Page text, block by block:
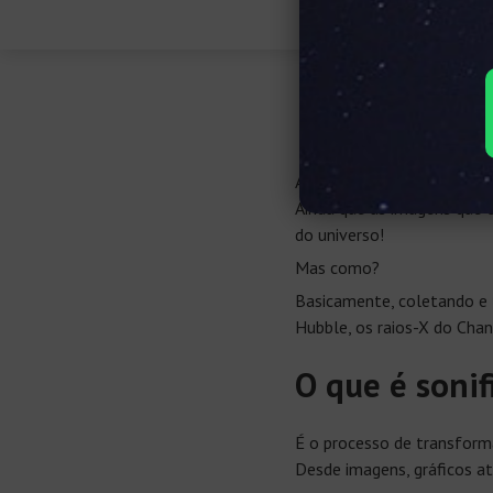
A sonificação faz parte de
Ainda que as imagens
do universo!
Mas como?
Basicamente, coletando
Hubble, os raios-X do
O que é
É o processo de
Desde imagens, gráficos